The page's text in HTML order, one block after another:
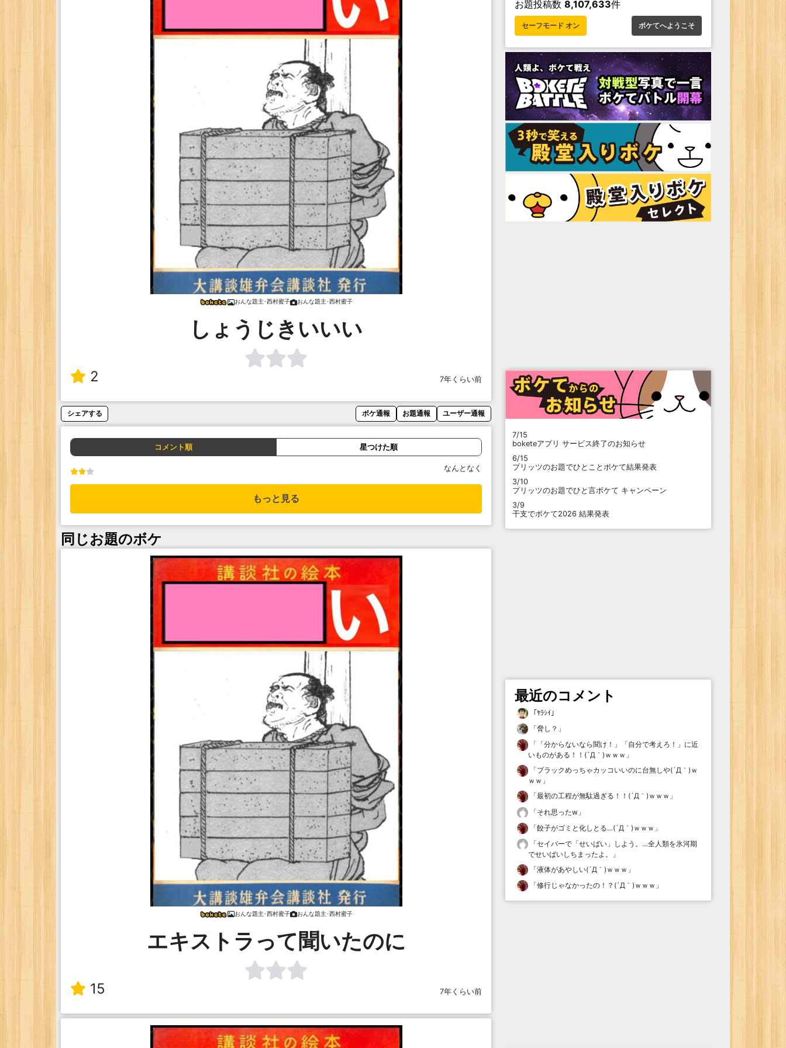
おんな題主･西村蜜子 おんな題主･西村蜜子
しょうじきいいい
2 7年くらい前
シェアする ボケ通報 お題通報 ユーザー通報
コメント順 星つけた順
なんとなく
もっと見る
同じお題のボケ
おんな題主･西村蜜子 おんな題主･西村蜜子
エキストラって聞いたのに
15 7年くらい前
お題投稿数 8,107,633件
セーフモード オン ボケてへようこそ
7/15
boketeアプリ サービス終了のお知らせ
6/15
プリッツのお題でひとことボケて結果発表
3/10
プリッツのお題でひと言ボケて キャンペーン
3/9
干支でボケて2026 結果発表
最近のコメント
「ﾔﾗｼｲ 」
「脅し？ 」
「 「分からないなら聞け！」「自分で考えろ！」に近
いものがある！！(´Д｀)ｗｗｗ 」
「ブラックめっちゃカッコいいのに台無しや(´Д｀)ｗ
ｗｗ 」
「最初の工程が無駄過ぎる！！(´Д｀)ｗｗｗ 」
「それ思ったw 」
「餃子がゴミと化しとる…(´Д｀)ｗｗｗ 」
「セイバーで「せいばい」しよう。…全人類を氷河期
でせいばいしちまったよ。
」
「液体があやしい(´Д｀)ｗｗｗ 」
「修行じゃなかったの！？(´Д｀)ｗｗｗ 」